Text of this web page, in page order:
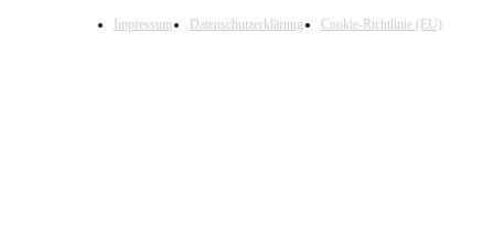
Impressum Datenschutzerklärung Cookie-Richtlinie (EU)